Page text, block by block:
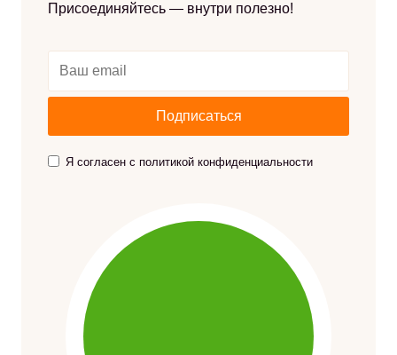
Присоединяйтесь — внутри полезно!
Я согласен с политикой конфиденциальности